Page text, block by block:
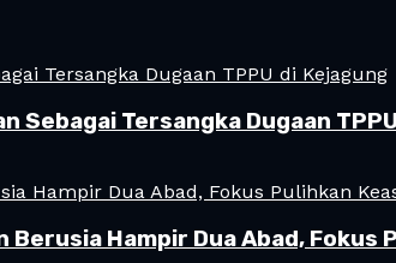
Sebagai Tersangka Dugaan
Hampir Dua Abad, Fokus